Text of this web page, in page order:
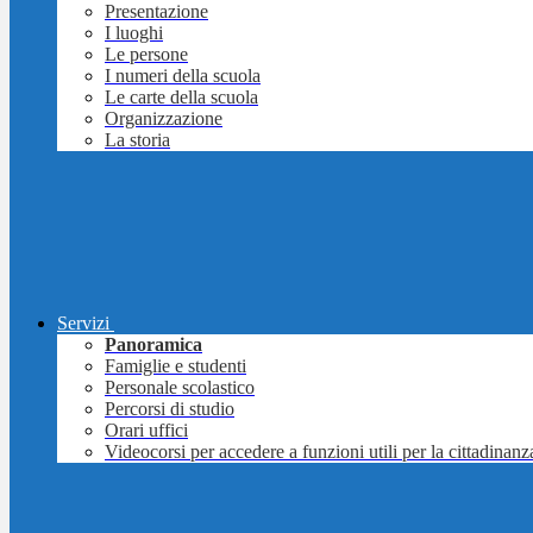
Presentazione
I luoghi
Le persone
I numeri della scuola
Le carte della scuola
Organizzazione
La storia
Servizi
Panoramica
Famiglie e studenti
Personale scolastico
Percorsi di studio
Orari uffici
Videocorsi per accedere a funzioni utili per la